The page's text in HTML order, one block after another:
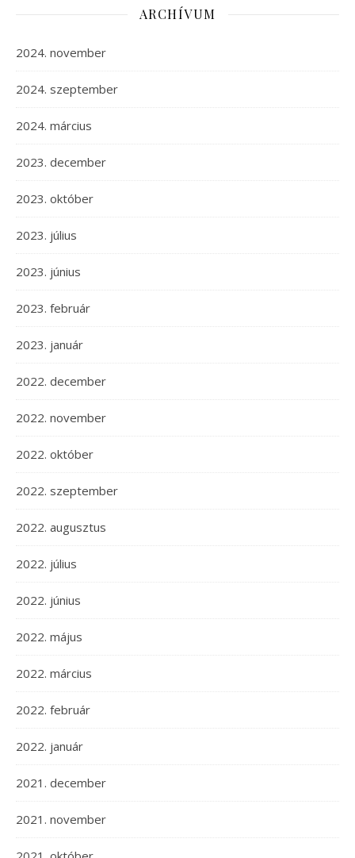
ARCHÍVUM
2024. november
2024. szeptember
2024. március
2023. december
2023. október
2023. július
2023. június
2023. február
2023. január
2022. december
2022. november
2022. október
2022. szeptember
2022. augusztus
2022. július
2022. június
2022. május
2022. március
2022. február
2022. január
2021. december
2021. november